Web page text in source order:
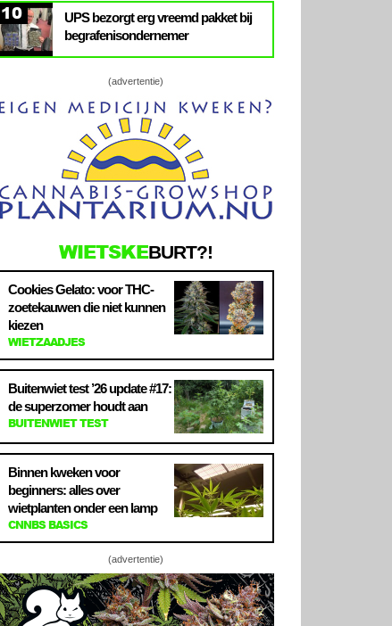
10
UPS bezorgt erg vreemd pakket bij
begrafenisondernemer
(advertentie)
WIETSKEBURT?!
Cookies Gelato: voor THC-
zoetekauwen die niet kunnen
kiezen
WIETZAADJES
Buitenwiet test ’26 update #17:
de superzomer houdt aan
BUITENWIET TEST
Binnen kweken voor
beginners: alles over
wietplanten onder een lamp
CNNBS BASICS
(advertentie)